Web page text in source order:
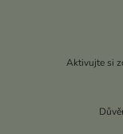
Aktivujte si